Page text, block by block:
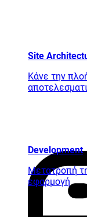
Site
Κάνε την
Development
Μετατροπή
εφαρμογή